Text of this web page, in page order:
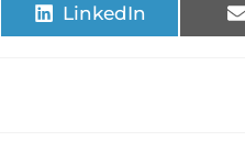
LinkedIn